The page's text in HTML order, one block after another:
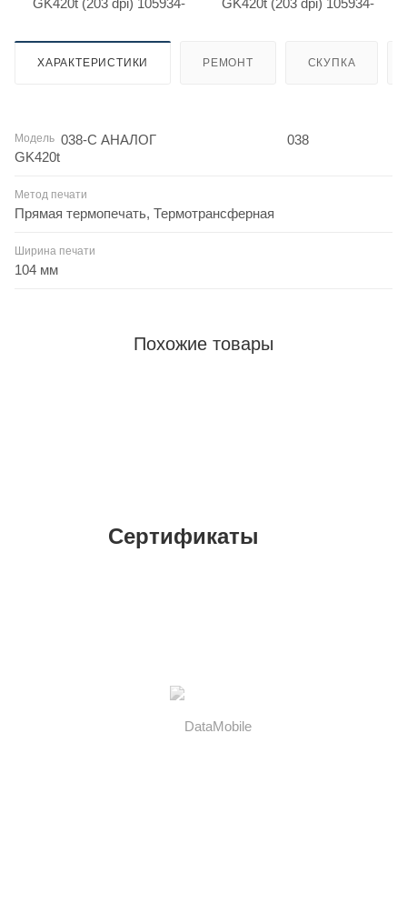
ХАРАКТЕРИСТИКИ РЕМОНТ СКУПКА
Модель
GK420t
Метод печати
Прямая термопечать, Термотрансферная
Ширина печати
104 мм
Похожие товары
Сертификаты